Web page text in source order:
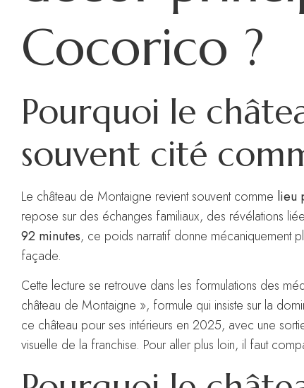
Cocorico ?
Pourquoi le
souvent cité
Le château de Montaigne revient souvent comme lieu
repose sur des échanges familiaux, des révélations
92 minutes, ce poids narratif donne mécaniquement
façade.
Cette lecture se retrouve dans les formulations des
château de Montaigne », formule qui insiste sur la
ce château pour ses intérieurs en 2025, avec une
visuelle de la franchise. Pour aller plus loin, il faut